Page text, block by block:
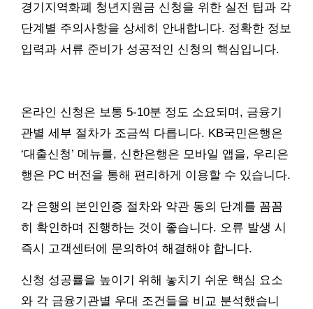
경기지역화폐 청년지원금 신청을 위한 실전 팁과 각
단계별 주의사항을 상세히 안내합니다. 정확한 정보
입력과 서류 준비가 성공적인 신청의 핵심입니다.
온라인 신청은 보통 5-10분 정도 소요되며, 금융기
관별 세부 절차가 조금씩 다릅니다. KB국민은행은
‘대출신청’ 메뉴를, 신한은행은 모바일 앱을, 우리은
행은 PC 버전을 통해 편리하게 이용할 수 있습니다.
각 은행의 본인인증 절차와 약관 동의 단계를 꼼꼼
히 확인하며 진행하는 것이 좋습니다. 오류 발생 시
즉시 고객센터에 문의하여 해결해야 합니다.
신청 성공률을 높이기 위해 놓치기 쉬운 핵심 요소
와 각 금융기관별 우대 조건들을 비교 분석했습니